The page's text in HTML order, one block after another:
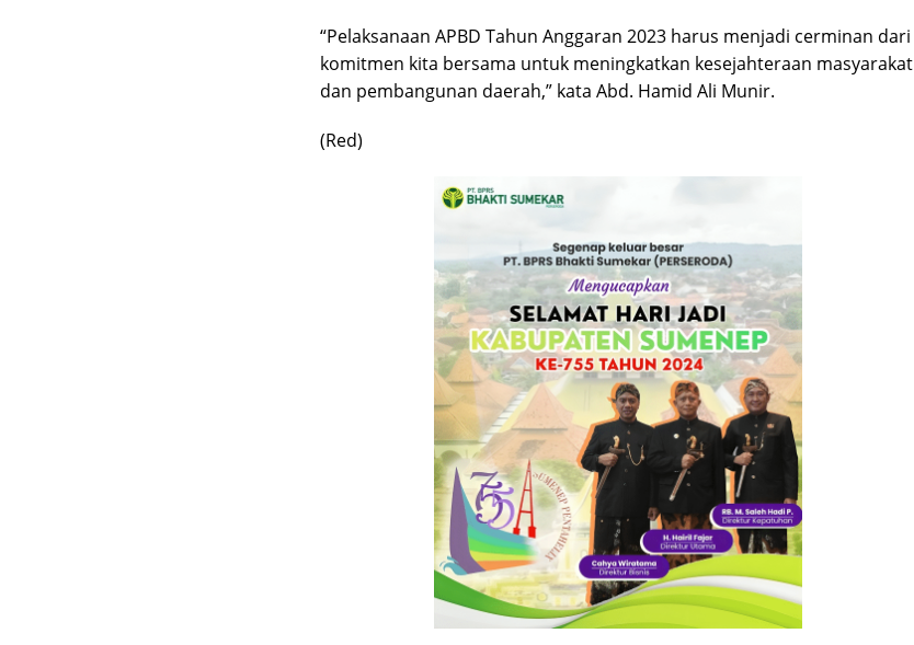
“Pelaksanaan APBD Tahun Anggaran 2023 harus menjadi cerminan dari
komitmen kita bersama untuk meningkatkan kesejahteraan masyarakat
dan pembangunan daerah,” kata Abd. Hamid Ali Munir.
(Red)